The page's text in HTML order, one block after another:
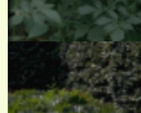
Spirea
Astilbe 'Europa'